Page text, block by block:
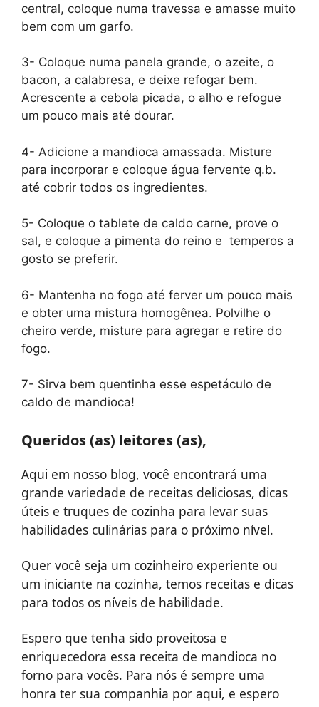
central, coloque numa travessa e amasse muito
bem com um garfo.
3- Coloque numa panela grande, o azeite, o
bacon, a calabresa, e deixe refogar bem.
Acrescente a cebola picada, o alho e refogue
um pouco mais até dourar.
4- Adicione a mandioca amassada. Misture
para incorporar e coloque água fervente q.b.
até cobrir todos os ingredientes.
5- Coloque o tablete de caldo carne, prove o
sal, e coloque a pimenta do reino e temperos a
gosto se preferir.
6- Mantenha no fogo até ferver um pouco mais
e obter uma mistura homogênea. Polvilhe o
cheiro verde, misture para agregar e retire do
fogo.
7- Sirva bem quentinha esse espetáculo de
caldo de mandioca!
Queridos (as) leitores (as),
Aqui em nosso blog, você encontrará uma
grande variedade de receitas deliciosas, dicas
úteis e truques de cozinha para levar suas
habilidades culinárias para o próximo nível.
Quer você seja um cozinheiro experiente ou
um iniciante na cozinha, temos receitas e dicas
para todos os níveis de habilidade.
Espero que tenha sido proveitosa e
enriquecedora essa receita de mandioca no
forno para vocês. Para nós é sempre uma
honra ter sua companhia por aqui, e espero